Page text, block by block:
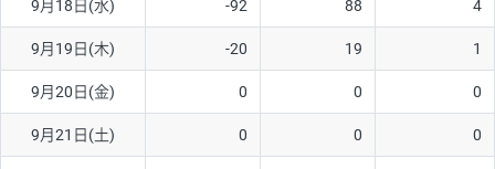
9月18日(水) -92 88 4
9月19日(木) -20 19 1
9月20日(金) 0 0 0
9月21日(土) 0 0 0